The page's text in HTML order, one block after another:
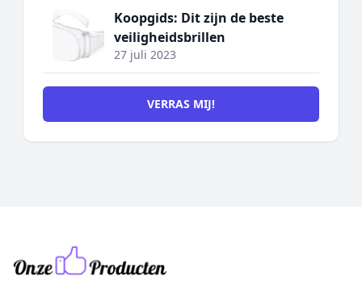
Koopgids: Dit zijn de beste
veiligheidsbrillen
27 juli 2023
VERRAS MIJ!